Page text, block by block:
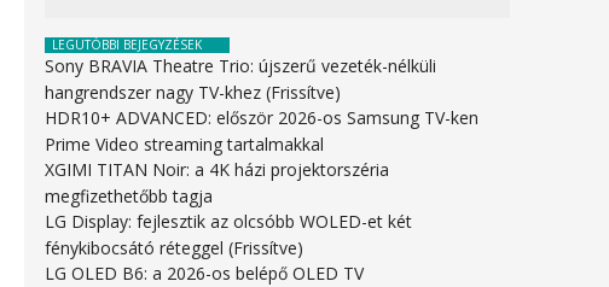
LEGUTÓBBI BEJEGYZÉSEK
Sony BRAVIA Theatre Trio: újszerű vezeték-nélküli
hangrendszer nagy TV-khez (Frissítve)
HDR10+ ADVANCED: először 2026-os Samsung TV-ken
Prime Video streaming tartalmakkal
XGIMI TITAN Noir: a 4K házi projektorszéria
megfizethetőbb tagja
LG Display: fejlesztik az olcsóbb WOLED-et két
fénykibocsátó réteggel (Frissítve)
LG OLED B6: a 2026-os belépő OLED TV